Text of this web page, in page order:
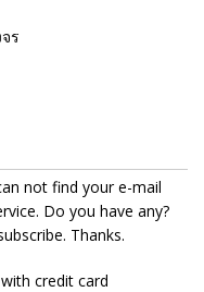
ร
not find your e-mail
Do you have any?
Thanks.
credit card